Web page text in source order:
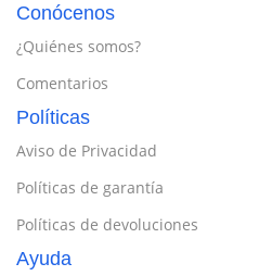
Conócenos
¿Quiénes somos?
Comentarios
Políticas
Aviso de Privacidad
Políticas de garantía
Políticas de devoluciones
Ayuda